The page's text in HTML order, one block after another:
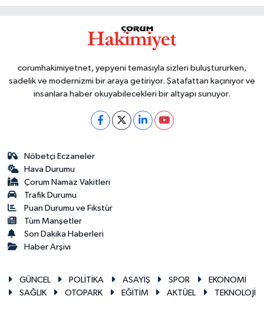
corumhakimiyetnet, yepyeni temasıyla sizleri buluştururken,
sadelik ve modernizmi bir araya getiriyor. Şatafattan kaçınıyor ve
insanlara haber okuyabilecekleri bir altyapı sunuyor.
Nöbetçi Eczaneler
Hava Durumu
Çorum Namaz Vakitleri
Trafik Durumu
Puan Durumu ve Fikstür
Tüm Manşetler
Son Dakika Haberleri
Haber Arşivi
GÜNCEL POLİTİKA ASAYİŞ SPOR
EKONOMİ
SAĞLIK
OTOPARK EĞİTİM AKTÜEL TEKNOLOJİ